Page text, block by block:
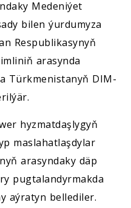
Medeniýet
bilen ýurdumyza
Respublikasynyň
arasynda
Türkmenistanyň DIM-
hyzmatdaşlygyň
maslahatlaşdylar
arasyndaky däp
pugtalandyrmakda
aýratyn bellediler.